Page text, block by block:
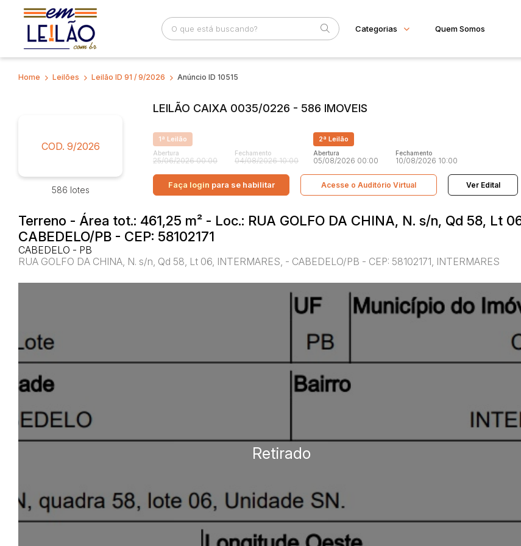
Busca por palavra-chave Categoria
Categorias
Comercial
Imovel rural
Sala
Terreno
Quem Somos
Home Leilões Leilão ID 91 / 9/2026 Anúncio ID 10515
COD. 9/2026
586 lotes
LEILÃO CAIXA 0035/0226 - 586 IMOVEIS
1ª Leilão
Abertura
25/06/2026 00:00
Fechamento
04/08/2026 10:00
2ª Leilão
Abertura
05/08/2026 00:00
Fechamento
10/08/2026 10:00
Faça login para se habilitar Acesse o Auditório Virtual Ver Edital
Terreno - Área tot.: 461,25 m² - Loc.: RUA GOLFO DA CHINA, N. s/n, Qd 58, Lt
CABEDELO/PB - CEP: 58102171
CABEDELO - PB
RUA GOLFO DA CHINA, N. s/n, Qd 58, Lt 06, INTERMARES, - CABEDELO/PB - CEP: 58102171, INTERMARES